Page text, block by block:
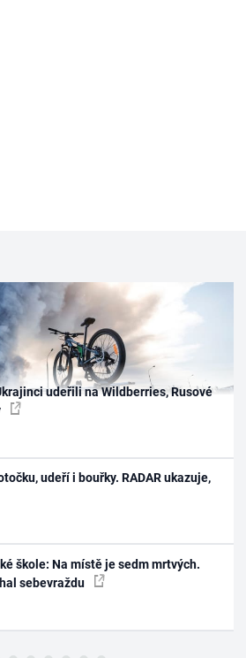
udeřili na Wildberries, Rusové
udeří i bouřky. RADAR ukazuje,
škole: Na místě je sedm mrtvých.
sebevraždu